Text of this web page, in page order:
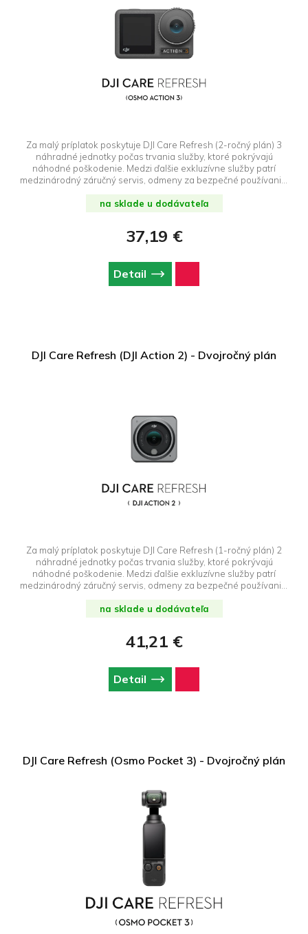
Za malý príplatok poskytuje DJI Care Refresh (2-ročný plán) 3
náhradné jednotky počas trvania služby, ktoré pokrývajú
náhodné poškodenie. Medzi ďalšie exkluzívne služby patrí
medzinárodný záručný servis, odmeny za bezpečné používanie,
ďalšie. Kliknite sem a prečítajte si naše často kladené otázky.
na sklade u dodávateľa
37,19 €
Detail
DJI Care Refresh (DJI Action 2) - Dvojročný plán
Za malý príplatok poskytuje DJI Care Refresh (1-ročný plán) 2
náhradné jednotky počas trvania služby, ktoré pokrývajú
náhodné poškodenie. Medzi ďalšie exkluzívne služby patrí
medzinárodný záručný servis, odmeny za bezpečné používanie,
ďalšie. Kliknite sem a prečítajte si naše často kladené otázky.
na sklade u dodávateľa
41,21 €
Detail
DJI Care Refresh (Osmo Pocket 3) - Dvojročný plán